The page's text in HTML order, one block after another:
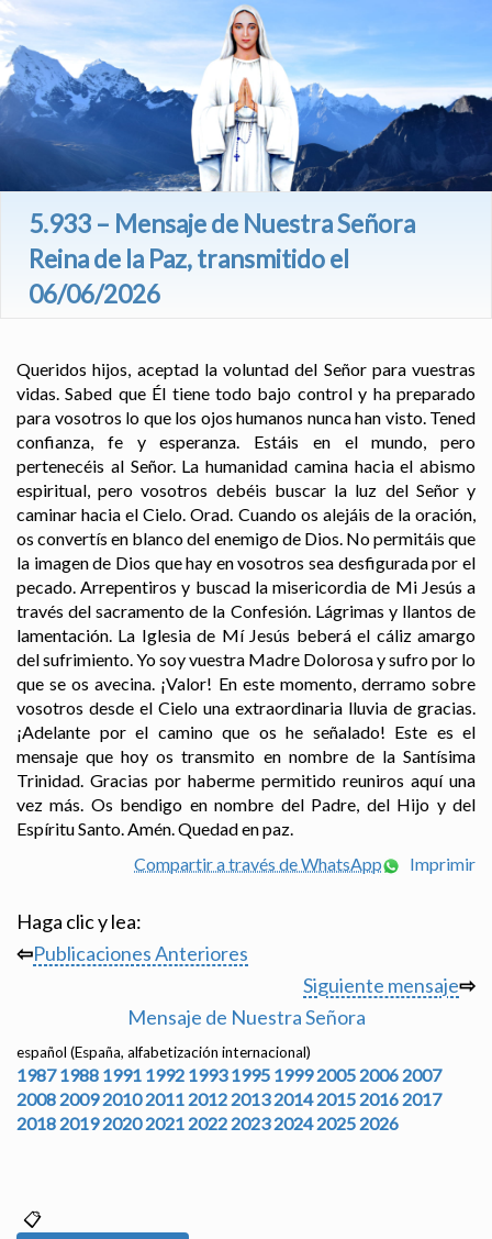
5.933 – Mensaje de Nuestra Señora
Reina de la Paz, transmitido el
06/06/2026
Queridos hijos, aceptad la voluntad del Señor para vuestras
vidas. Sabed que Él tiene todo bajo control y ha preparado
para vosotros lo que los ojos humanos nunca han visto. Tened
confianza, fe y esperanza. Estáis en el mundo, pero
pertenecéis al Señor. La humanidad camina hacia el abismo
espiritual, pero vosotros debéis buscar la luz del Señor y
caminar hacia el Cielo. Orad. Cuando os alejáis de la oración,
os convertís en blanco del enemigo de Dios. No permitáis que
la imagen de Dios que hay en vosotros sea desfigurada por el
pecado. Arrepentiros y buscad la misericordia de Mi Jesús a
través del sacramento de la Confesión. Lágrimas y llantos de
lamentación. La Iglesia de Mí Jesús beberá el cáliz amargo
del sufrimiento. Yo soy vuestra Madre Dolorosa y sufro por lo
que se os avecina. ¡Valor! En este momento, derramo sobre
vosotros desde el Cielo una extraordinaria lluvia de gracias.
¡Adelante por el camino que os he señalado! Este es el
mensaje que hoy os transmito en nombre de la Santísima
Trinidad. Gracias por haberme permitido reuniros aquí una
vez más. Os bendigo en nombre del Padre, del Hijo y del
Espíritu Santo. Amén. Quedad en paz.
Compartir a través de WhatsApp
Imprimir
Haga clic y lea:
⇦Publicaciones Anteriores
Siguiente mensaje⇨
Mensaje de Nuestra Señora
español (España, alfabetización internacional)
1987 1988 1991 1992 1993 1995 1999 2005 2006 2007
2008 2009 2010 2011 2012 2013 2014 2015 2016 2017
2018 2019 2020 2021 2022 2023 2024 2025 2026